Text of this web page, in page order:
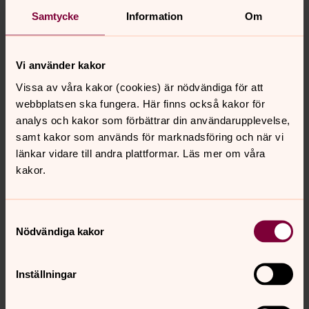
Samtycke Information Om
Vi använder kakor
Vissa av våra kakor (cookies) är nödvändiga för att
webbplatsen ska fungera. Här finns också kakor för
analys och kakor som förbättrar din användarupplevelse,
samt kakor som används för marknadsföring och när vi
länkar vidare till andra plattformar. Läs mer om våra
kakor.
Nödvändiga kakor
Inställningar
Bild 1 av 10 Foto: Magnus Aronson/Ikon
174 Mikael Sjölund, S, Härnösands stift
Öppna bildspel
Synpunkter eller frågor på sidans
innehåll?